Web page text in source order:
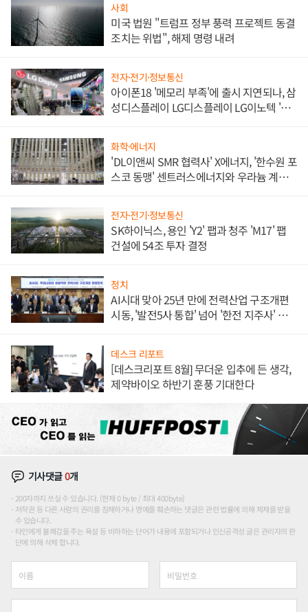
사회
미국 법원 "트럼프 정부 풍력 프로젝트 동결
조치는 위법", 해제 명령 내려
전자·전기·정보통신
아이폰18 '메모리 부족'에 출시 지연되나, 삼
성디스플레이 LG디스플레이 LG이노텍 '탈
화학·에너지
'DL이앤씨 SMR 협력사' X에너지, '한수원 포
스코 동맹' 센트러스에너지와 우라늄 계약
전자·전기·정보통신
SK하이닉스, 용인 'Y2' 팹과 청주 'M17' 팹
건설에 54조 투자 결정
정치
AI시대 맞아 25년 만에 전력산업 구조개편
시동, '발전5사 통합' 넘어 '한전 지주사' 재편
데스크 리포트
[데스크리포트 8월] 무더운 입추에 든 생각,
제약바이오 하반기 훈풍 기대한다
기사댓글0개
200자까지 쓰실 수 있습니다. (현재 0 byte / 최대 400byte)
저작권 등 다른 사람의 권리를 침해하거나 명예를 훼손하는 댓글은 관련 법률에 의해 제재를 받을
수 있습니다.
타인에게 불쾌감을 주는 욕설 등 비하하는 단어가 내용에 포함되거나 인신공격성 글은 관리자의 판
단에 의해 삭제 합니다.